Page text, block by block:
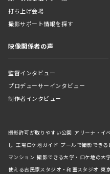
打ち上げ会場
撮影サポート情報を探す
映像関係者の声
監督インタビュー
プロデューサーインタビュー
制作者インタビュー
撮影許可が取りやすい公園 アリーナ・イ
し 工場ロケ地ガイド プールで撮影でき
マンション 撮影できる大学・ロケ地の大
使える古民家スタジオ・和室スタジオ 東